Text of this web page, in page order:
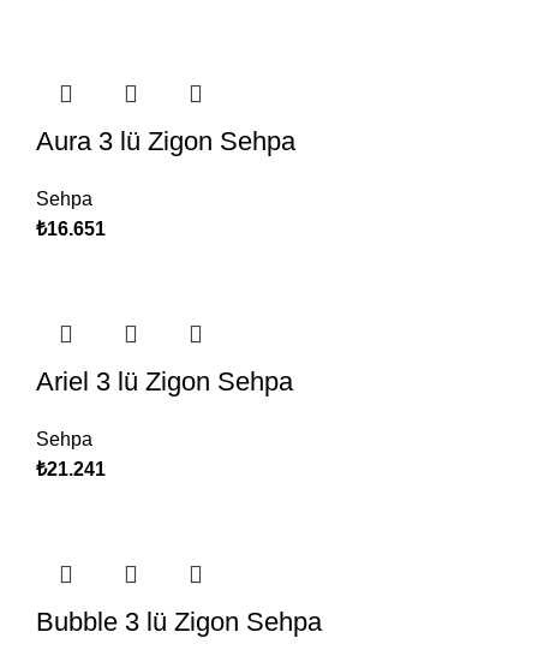
Aura 3 lü Zigon Sehpa
Sehpa
₺16.651
Ariel 3 lü Zigon Sehpa
Sehpa
₺21.241
Bubble 3 lü Zigon Sehpa